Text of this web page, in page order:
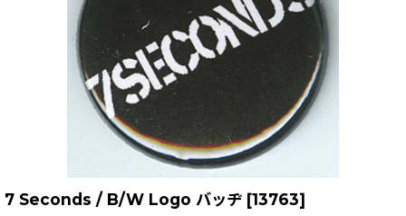
7 Seconds / B/W Logo バッヂ [13763]